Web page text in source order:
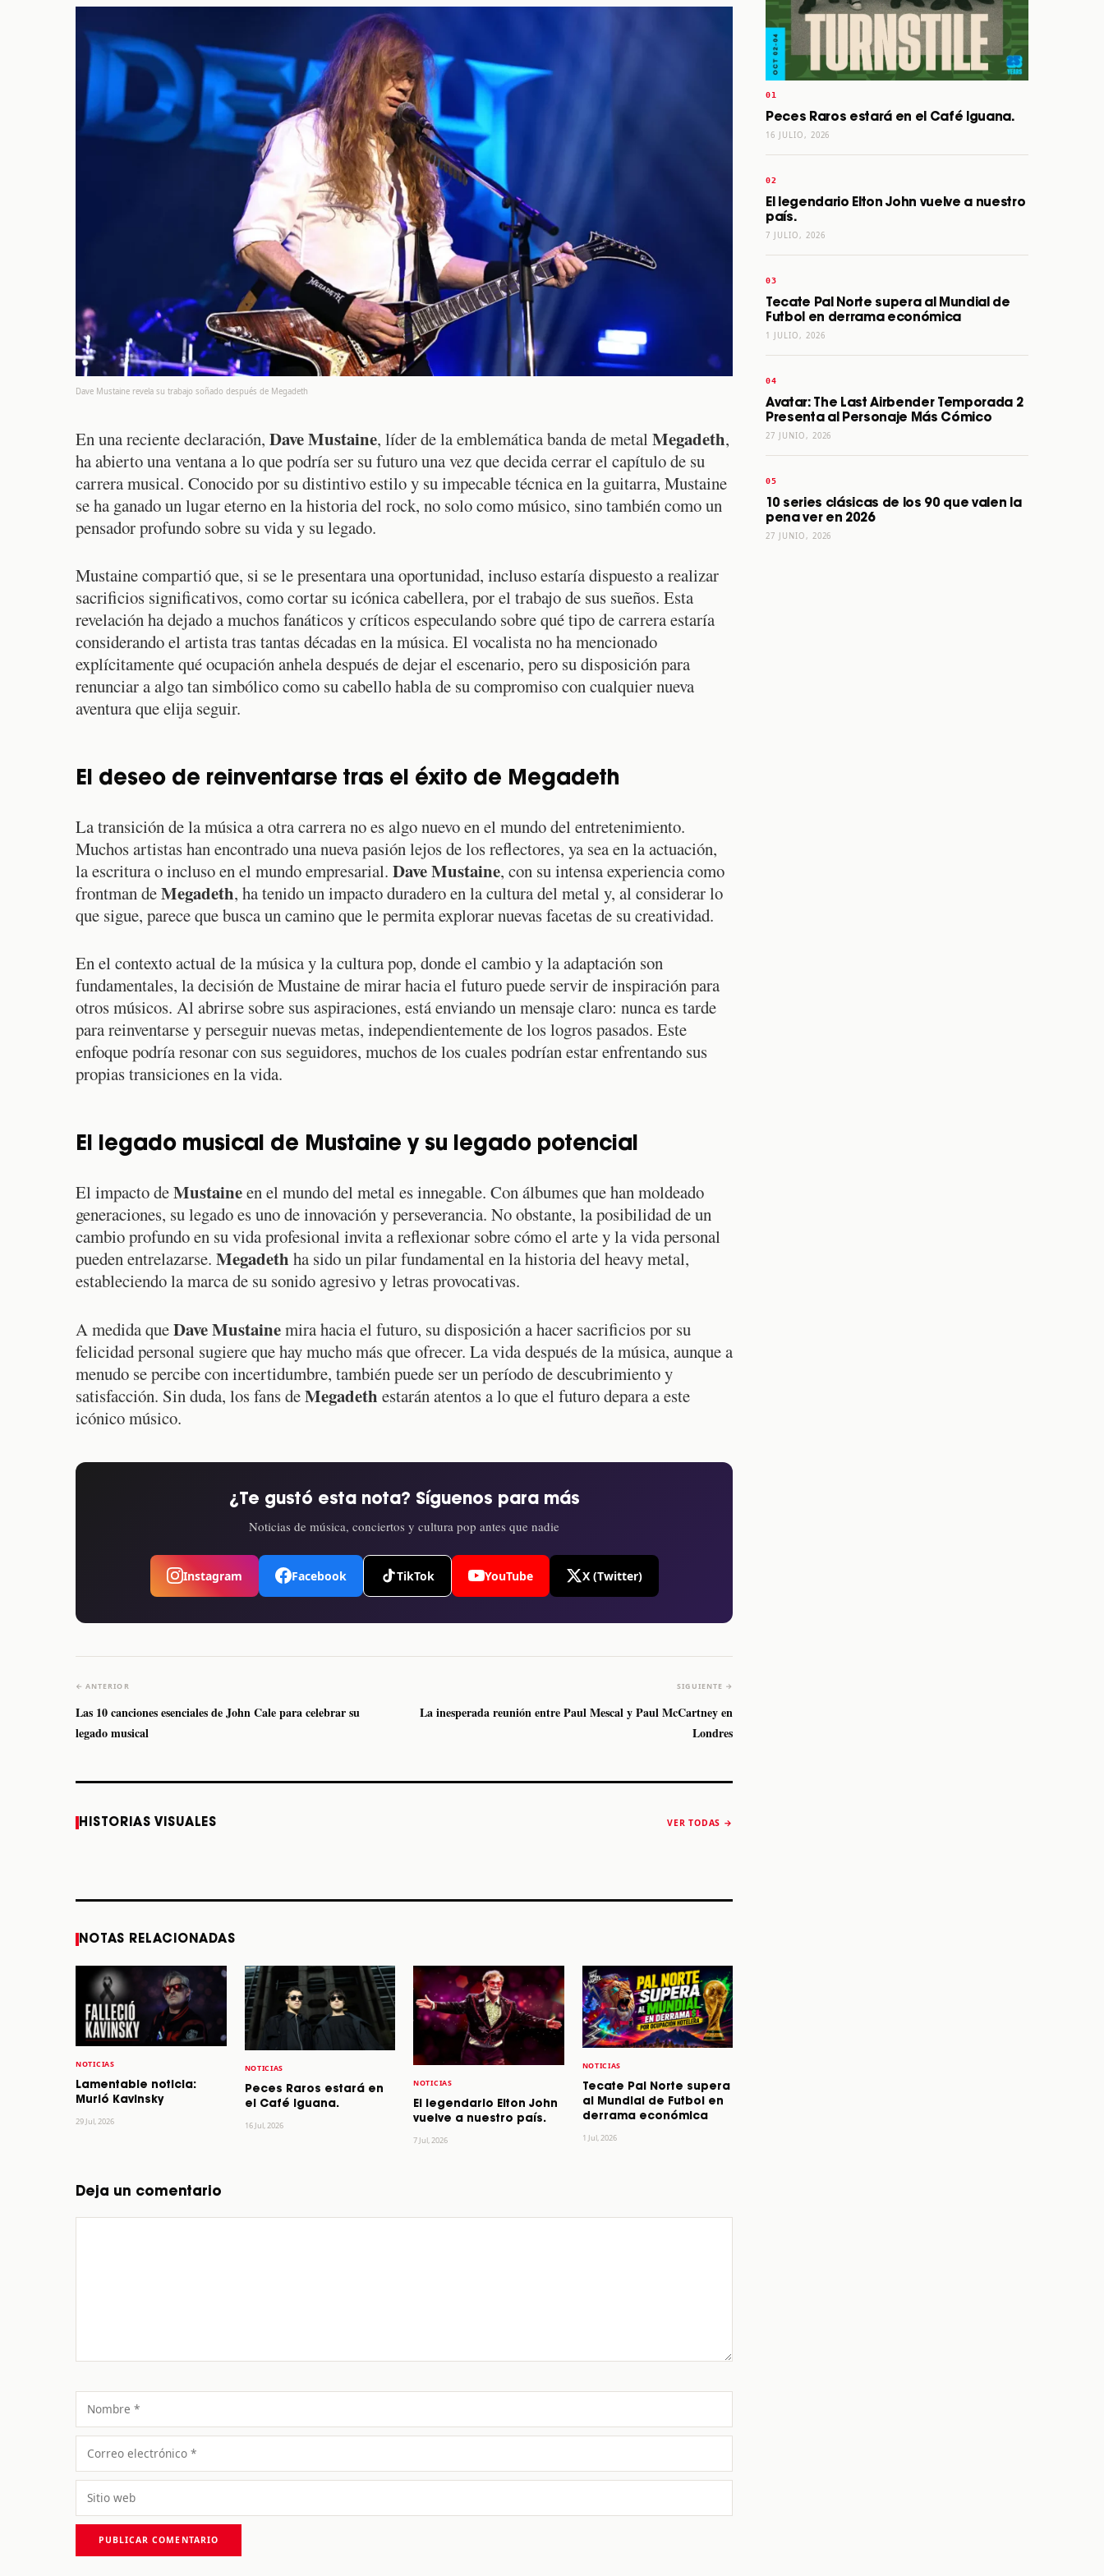
Dave Mustaine revela su trabajo soñado después de Megadeth
En una reciente declaración, Dave Mustaine, líder de la emblemática banda de metal Megadeth,
ha abierto una ventana a lo que podría ser su futuro una vez que decida cerrar el capítulo de su
carrera musical. Conocido por su distintivo estilo y su impecable técnica en la guitarra, Mustaine
se ha ganado un lugar eterno en la historia del rock, no solo como músico, sino también como un
pensador profundo sobre su vida y su legado.
Mustaine compartió que, si se le presentara una oportunidad, incluso estaría dispuesto a realizar
sacrificios significativos, como cortar su icónica cabellera, por el trabajo de sus sueños. Esta
revelación ha dejado a muchos fanáticos y críticos especulando sobre qué tipo de carrera estaría
considerando el artista tras tantas décadas en la música. El vocalista no ha mencionado
explícitamente qué ocupación anhela después de dejar el escenario, pero su disposición para
renunciar a algo tan simbólico como su cabello habla de su compromiso con cualquier nueva
aventura que elija seguir.
El deseo de reinventarse tras el éxito de Megadeth
La transición de la música a otra carrera no es algo nuevo en el mundo del entretenimiento.
Muchos artistas han encontrado una nueva pasión lejos de los reflectores, ya sea en la actuación,
la escritura o incluso en el mundo empresarial. Dave Mustaine, con su intensa experiencia como
frontman deMegadeth, ha tenido un impacto duradero en la cultura del metal y, al considerar lo
que sigue, parece que busca un camino que le permita explorar nuevas facetas de su creatividad.
En el contexto actual de la música y la cultura pop, donde el cambio y la adaptación son
fundamentales, la decisión de Mustaine de mirar hacia el futuro puede servir de inspiración para
otros músicos. Al abrirse sobre sus aspiraciones, está enviando un mensaje claro: nunca es tarde
para reinventarse y perseguir nuevas metas, independientemente de los logros pasados. Este
enfoque podría resonar con sus seguidores, muchos de los cuales podrían estar enfrentando sus
propias transiciones en la vida.
El legado musical de Mustaine y su legado potencial
El impacto deMustaineen el mundo del metal es innegable. Con álbumes que han moldeado
generaciones, su legado es uno de innovación y perseverancia. No obstante, la posibilidad de un
cambio profundo en su vida profesional invita a reflexionar sobre cómo el arte y la vida personal
pueden entrelazarse. Megadeth ha sido un pilar fundamental en la historia del heavy metal,
estableciendo la marca de su sonido agresivo y letras provocativas.
A medida queDave Mustainemira hacia el futuro, su disposición a hacer sacrificios por su
felicidad personal sugiere que hay mucho más que ofrecer. La vida después de la música, aunque a
menudo se percibe con incertidumbre, también puede ser un período de descubrimiento y
satisfacción. Sin duda, los fans deMegadeth estarán atentos a lo que el futuro depara a este
icónico músico.
¿Te gustó esta nota? Síguenos para más
Noticias de música, conciertos y cultura pop antes que nadie
Instagram Facebook TikTok YouTube X (Twitter)
← ANTERIOR
Las 10 canciones esenciales de John Cale para celebrar su
legado musical
SIGUIENTE →
La inesperada reunión entre Paul Mescal y Paul McCartney en
Londres
HISTORIAS VISUALES VER TODAS →
Monterrey el próximo
NOTAS RELACIONADAS
NOTICIAS
Lamentable noticia:
Murió Kavinsky
29 Jul, 2026
NOTICIAS
Peces Raros estará en
el Café Iguana.
16 Jul, 2026
NOTICIAS
El legendario Elton John
vuelve a nuestro país.
7 Jul, 2026
NOTICIAS
Tecate Pal Norte supera
al Mundial de Futbol en
derrama económica
1 Jul, 2026
Deja un comentario
Nombre
Correo
electrónico
Sitio
web
Peces Raros estará en el Café Iguana.
16 JULIO, 2026
El legendario Elton John vuelve a nuestro
país.
7 JULIO, 2026
Tecate Pal Norte supera al Mundial de
Futbol en derrama económica
1 JULIO, 2026
Avatar: The Last Airbender Temporada 2
Presenta al Personaje Más Cómico
27 JUNIO, 2026
10 series clásicas de los 90 que valen la
pena ver en 2026
27 JUNIO, 2026